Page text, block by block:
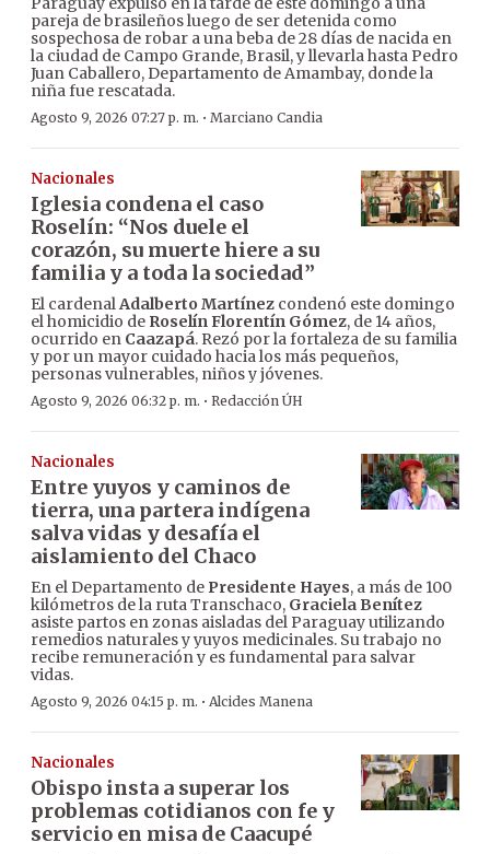
pareja de brasileños luego de ser detenida como
sospechosa de robar a una beba de 28 días de nacida en
la ciudad de Campo Grande, Brasil, y llevarla hasta Pedro
Juan Caballero, Departamento de Amambay, donde la
niña fue rescatada.
Agosto 9, 2026 07:27 p. m. · Marciano Candia
Nacionales
Iglesia condena el caso
Roselín: “Nos duele el
corazón, su muerte hiere a su
familia y a toda la sociedad”
El cardenalAdalberto Martínez condenó este domingo
el homicidio de Roselín Florentín Gómez, de 14 años,
ocurrido en Caazapá. Rezó por la fortaleza de su familia
y por un mayor cuidado hacia los más pequeños,
personas vulnerables, niños y jóvenes.
Agosto 9, 2026 06:32 p. m. · Redacción ÚH
Nacionales
Entre yuyos y caminos de
tierra, una partera indígena
salva vidas y desafía el
aislamiento del Chaco
En el Departamento de Presidente Hayes, a más de 100
kilómetros de la ruta Transchaco, Graciela Benítez
asiste partos en zonas aisladas del Paraguay utilizando
remedios naturales y yuyos medicinales. Su trabajo no
recibe remuneración y es fundamental para salvar
vidas.
Agosto 9, 2026 04:15 p. m. · Alcides Manena
Nacionales
Obispo insta a superar los
problemas cotidianos con fe y
servicio en misa de Caacupé